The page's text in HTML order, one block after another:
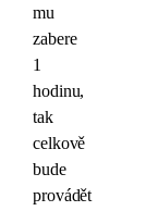
mu
zabere
1
hodinu,
tak
celkově
bude
provádět